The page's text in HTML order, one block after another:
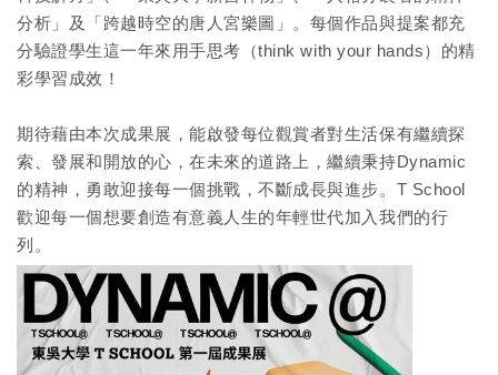
分析」及「跨越時空的唐人宮樂圖」。每個作品與提案都充
分驗證學生這一年來用手思考（think with your hands）的精
彩學習成效！
期待藉由本次成果展，能啟發每位觀賞者對生活保有繼續探
索、發展和開放的心，在未來的道路上，繼續秉持Dynamic
的精神，勇敢迎接每一個挑戰，不斷成長與進步。T School
歡迎每一個想要創造有意義人生的年輕世代加入我們的行
列。